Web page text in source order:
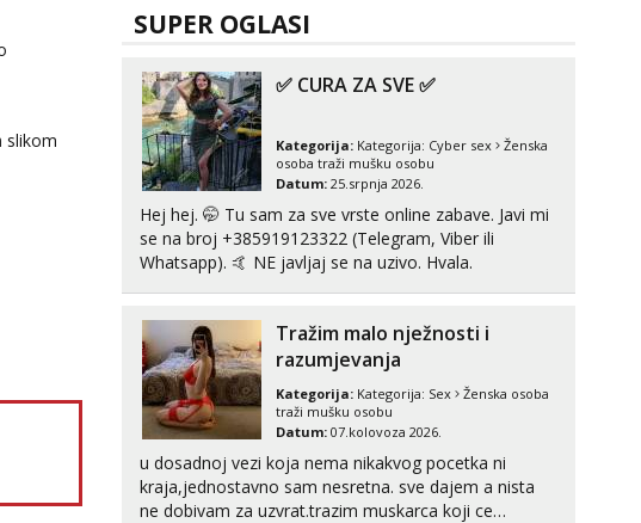
slikom
Anđela
Tel: 064/677-677 - Kod: #142
tel:0,93€ - mob:1,12€ min
Liliana
Čekam tvoj poziv!
Tel:064/677-677- Kod: #69
tel:0,93€ - mob:1,12€ min
Biljana
Čekam tvoj poziv!
064/677-677- Kod: #132
tel:0,93€ - mob:1,12€ min
Alisa
Čekam tvoj poziv!
Tel:064/677-677 - Kod: #106
tel:0,93€ - mob:1,12€ min
SUPER OGLASI
✅ CURA ZA SVE ✅
Kategorija: Kategorija: Cyber sex
Ženska
osoba traži mušku osobu
Datum: 25.srpnja 2026.
Hej hej. 🤭 Tu sam za sve vrste online zabave. Javi mi
se na broj +385919123322 (Telegram, Viber ili
Whatsapp). 🤙 NE javljaj se na uzivo. Hvala.
Tražim malo nježnosti i
razumjevanja
Kategorija: Kategorija: Sex
Ženska osoba
traži mušku osobu
Datum: 07.kolovoza 2026.
u dosadnoj vezi koja nema nikakvog pocetka ni
kraja,jednostavno sam nesretna. sve dajem a nista
ne dobivam za uzvrat.trazim muskarca koji ce